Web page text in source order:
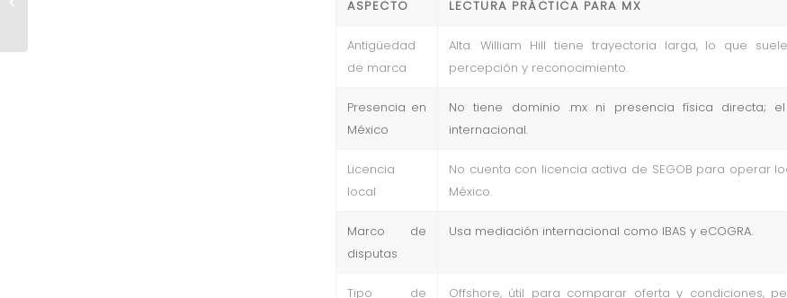
ASPECTO LECTURA PRÁCTICA PARA MX
Antigüedad
de marca
Alta. William Hill tiene trayectoria larga, lo que
percepción y reconocimiento.
Presencia en
México
No tiene dominio .mx ni presencia física directa;
internacional.
Licencia
local
No cuenta con licencia activa de SEGOB para operar
México.
Marco de
disputas
Usa mediación internacional como IBAS y eCOGRA.
Tipo de
Offshore, útil para comparar oferta y condiciones,